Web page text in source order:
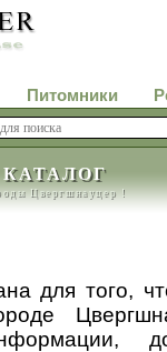
Питомники
Цвергшнауцер !
для того,